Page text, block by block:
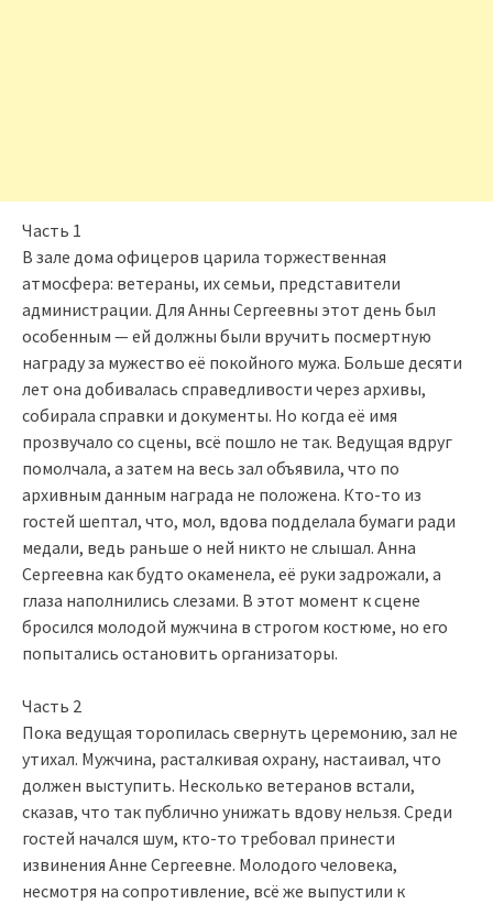
Часть 1
В зале дома офицеров царила торжественная
атмосфера: ветераны, их семьи, представители
администрации. Для Анны Сергеевны этот день был
особенным — ей должны были вручить посмертную
награду за мужество её покойного мужа. Больше десяти
лет она добивалась справедливости через архивы,
собирала справки и документы. Но когда её имя
прозвучало со сцены, всё пошло не так. Ведущая вдруг
помолчала, а затем на весь зал объявила, что по
архивным данным награда не положена. Кто-то из
гостей шептал, что, мол, вдова подделала бумаги ради
медали, ведь раньше о ней никто не слышал. Анна
Сергеевна как будто окаменела, её руки задрожали, а
глаза наполнились слезами. В этот момент к сцене
бросился молодой мужчина в строгом костюме, но его
попытались остановить организаторы.
Часть 2
Пока ведущая торопилась свернуть церемонию, зал не
утихал. Мужчина, расталкивая охрану, настаивал, что
должен выступить. Несколько ветеранов встали,
сказав, что так публично унижать вдову нельзя. Среди
гостей начался шум, кто-то требовал принести
извинения Анне Сергеевне. Молодого человека,
несмотря на сопротивление, всё же выпустили к